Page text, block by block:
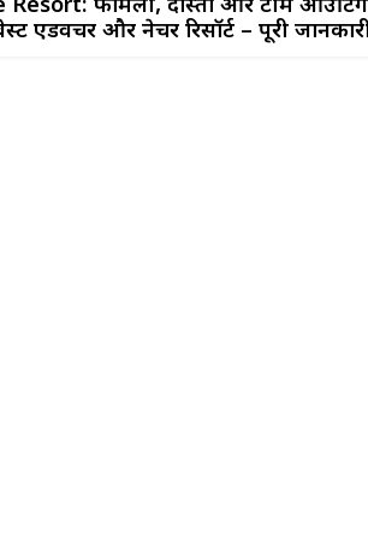
Resort: फैमिली, दोस्तों और टीम आउटिंग
एडवेंचर और नेचर रिसॉर्ट – पूरी